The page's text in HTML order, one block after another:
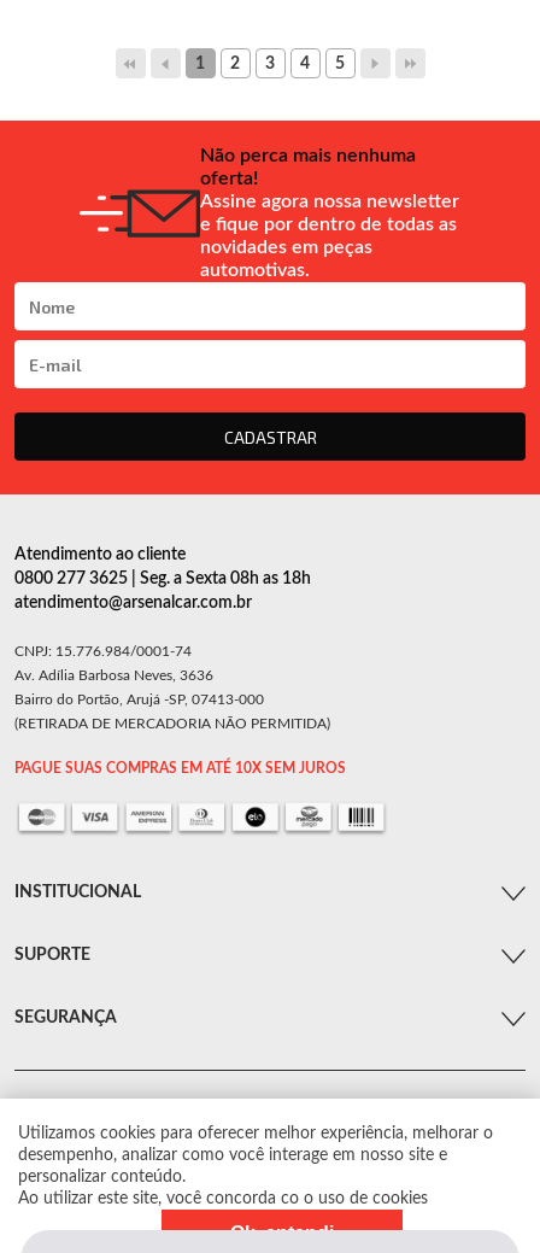
1 2 3 4 5
Não perca mais nenhuma
oferta!
Assine agora nossa newsletter
e fique por dentro de todas as
novidades em peças
automotivas.
CADASTRAR
Utilizamos cookies para oferecer melhor experiência, melhorar o
desempenho, analizar como você interage em nosso site e
personalizar conteúdo.
Ao utilizar este site, você concorda co o uso de cookies
Ok, entendi
Atendimento ao cliente
0800 277 3625 | Seg. a Sexta 08h as 18h
atendimento@arsenalcar.com.br
CNPJ: 15.776.984/0001-74
Av. Adília Barbosa Neves, 3636
Bairro do Portão, Arujá -SP, 07413-000
(RETIRADA DE MERCADORIA NÃO PERMITIDA)
PAGUE SUAS COMPRAS EM ATÉ 10X SEM JUROS
INSTITUCIONAL
SUPORTE
SEGURANÇA
© Arsenal Car. Todos os direitos reservados.
Proibida reprodução total ou parcial. Preços e estoque sujeito a alterações sem
aviso prévio.